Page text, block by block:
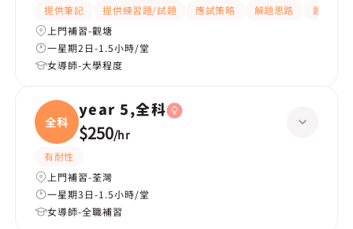
提供筆記 提供練習題/試題 應試策略 解題思路
題目講解
上門補習-觀塘
一星期2日-1.5小時/堂
女導師-大學程度
全科
year 5,全科
$250/hr
有耐性
上門補習-荃灣
一星期3日-1.5小時/堂
女導師-全職補習